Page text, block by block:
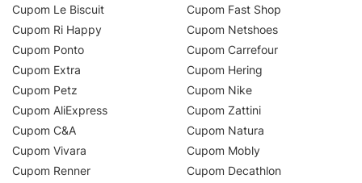
Cupom Le Biscuit
Cupom Ri Happy
Cupom Ponto
Cupom Extra
Cupom Petz
Cupom AliExpress
Cupom C&A
Cupom Vivara
Cupom Renner
Cupom Fast Shop
Cupom Netshoes
Cupom Carrefour
Cupom Hering
Cupom Nike
Cupom Zattini
Cupom Natura
Cupom Mobly
Cupom Decathlon